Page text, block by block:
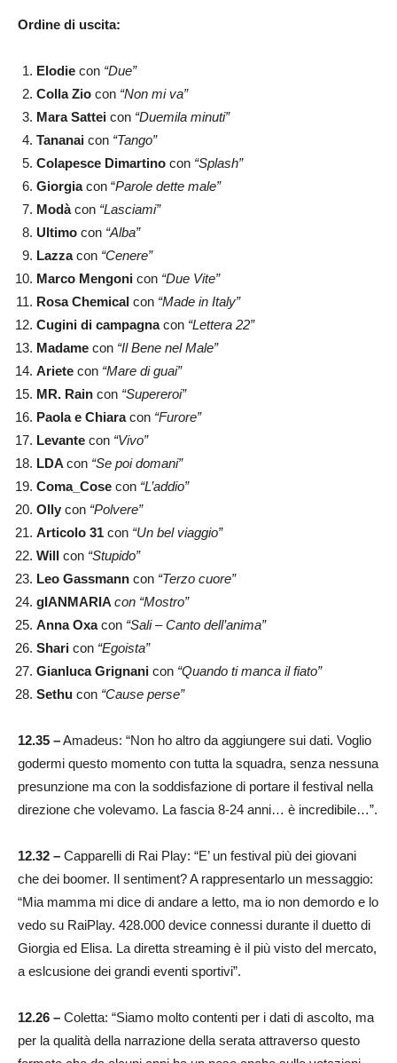
Ordine di uscita:
Elodie con “Due”
Colla Zio con “Non mi va”
Mara Sattei con “Duemila minuti”
Tananai con “Tango”
Colapesce Dimartino con “Splash”
Giorgiacon “Parole dette male”
Modàcon “Lasciami”
Ultimo con “Alba”
Lazzacon “Cenere”
Marco Mengoni con “Due Vite”
Rosa Chemical con “Made in Italy”
Cugini di campagnacon “Lettera 22”
Madame con “Il Bene nel Male”
Ariete con “Mare di guai”
MR. Rain con “Supereroi”
Paola e Chiaracon “Furore”
Levante con “Vivo”
LDA con “Se poi domani”
Coma_Cose con “L’addio”
Olly con “Polvere”
Articolo 31 con “Un bel viaggio”
Will con “Stupido”
Leo Gassmann con “Terzo cuore”
gIANMARIA con “Mostro”
Anna Oxacon “Sali – Canto dell’anima”
Shari con “Egoista”
Gianluca Grignani con “Quando ti manca il fiato”
Sethu con “Cause perse”
12.35 –Amadeus: “Non ho altro da aggiungere sui dati. Voglio
godermi questo momento con tutta la squadra, senza nessuna
presunzione ma con la soddisfazione di portare il festival nella
direzione che volevamo. La fascia 8-24 anni… è incredibile…”.
12.32 – Capparelli di Rai Play: “E’ un festival più dei giovani
che dei boomer. Il sentiment? A rappresentarlo un messaggio:
“Mia mamma mi dice di andare a letto, ma io non demordo e lo
vedo su RaiPlay. 428.000 device connessi durante il duetto di
Giorgia ed Elisa. La diretta streaming è il più visto del mercato,
a eslcusione dei grandi eventi sportivi”.
12.26 – Coletta: “Siamo molto contenti per i dati di ascolto, ma
per la qualità della narrazione della serata attraverso questo